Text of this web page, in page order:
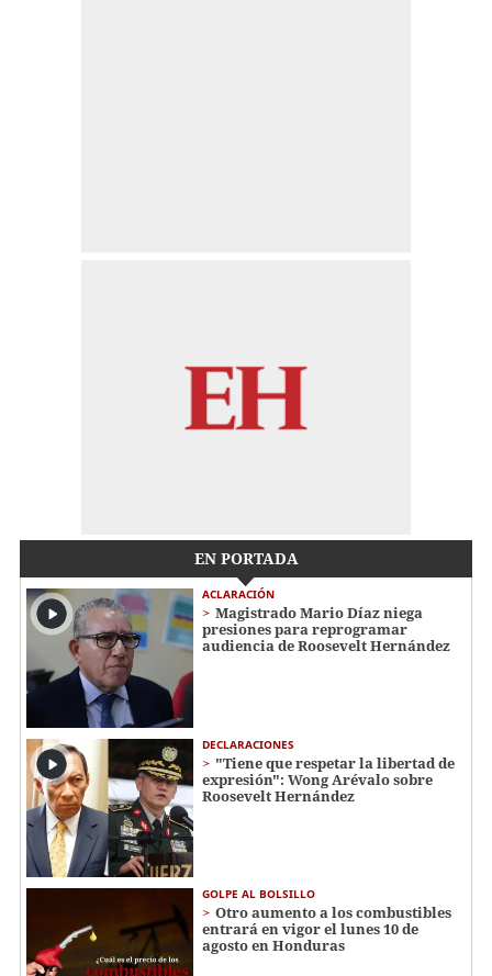
EN PORTADA
ACLARACIÓN
Magistrado Mario Díaz niega
presiones para reprogramar
audiencia de Roosevelt Hernández
DECLARACIONES
"Tiene que respetar la libertad de
expresión": Wong Arévalo sobre
Roosevelt Hernández
GOLPE AL BOLSILLO
Otro aumento a los combustibles
entrará en vigor el lunes 10 de
agosto en Honduras